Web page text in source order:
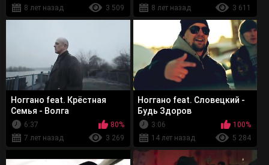
8 лет назад
3 509
8 лет назад
3 611
Ноггано feat. Крёстная
Семья - Волга
6:37
80%
7 лет назад
3 269
Ноггано feat. Словецкий -
Будь Здоров
3:06
100%
14 лет назад
5 284